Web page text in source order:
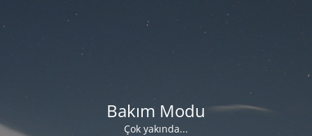
Bakım Modu
Çok yakında...